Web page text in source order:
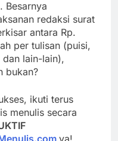
Besarnya
redaksi surat
antara Rp.
per tulisan (puisi,
lain-lain),
bukan?
ikuti terus
menulis secara